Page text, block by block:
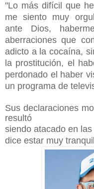
"Lo más difícil que
me siento muy
ante Dios,
aberraciones que
adicto a la cocaína,
la prostitución, el
perdonado el haber
un programa de
Sus declaraciones
resultó
siendo atacado en
dice estar muy